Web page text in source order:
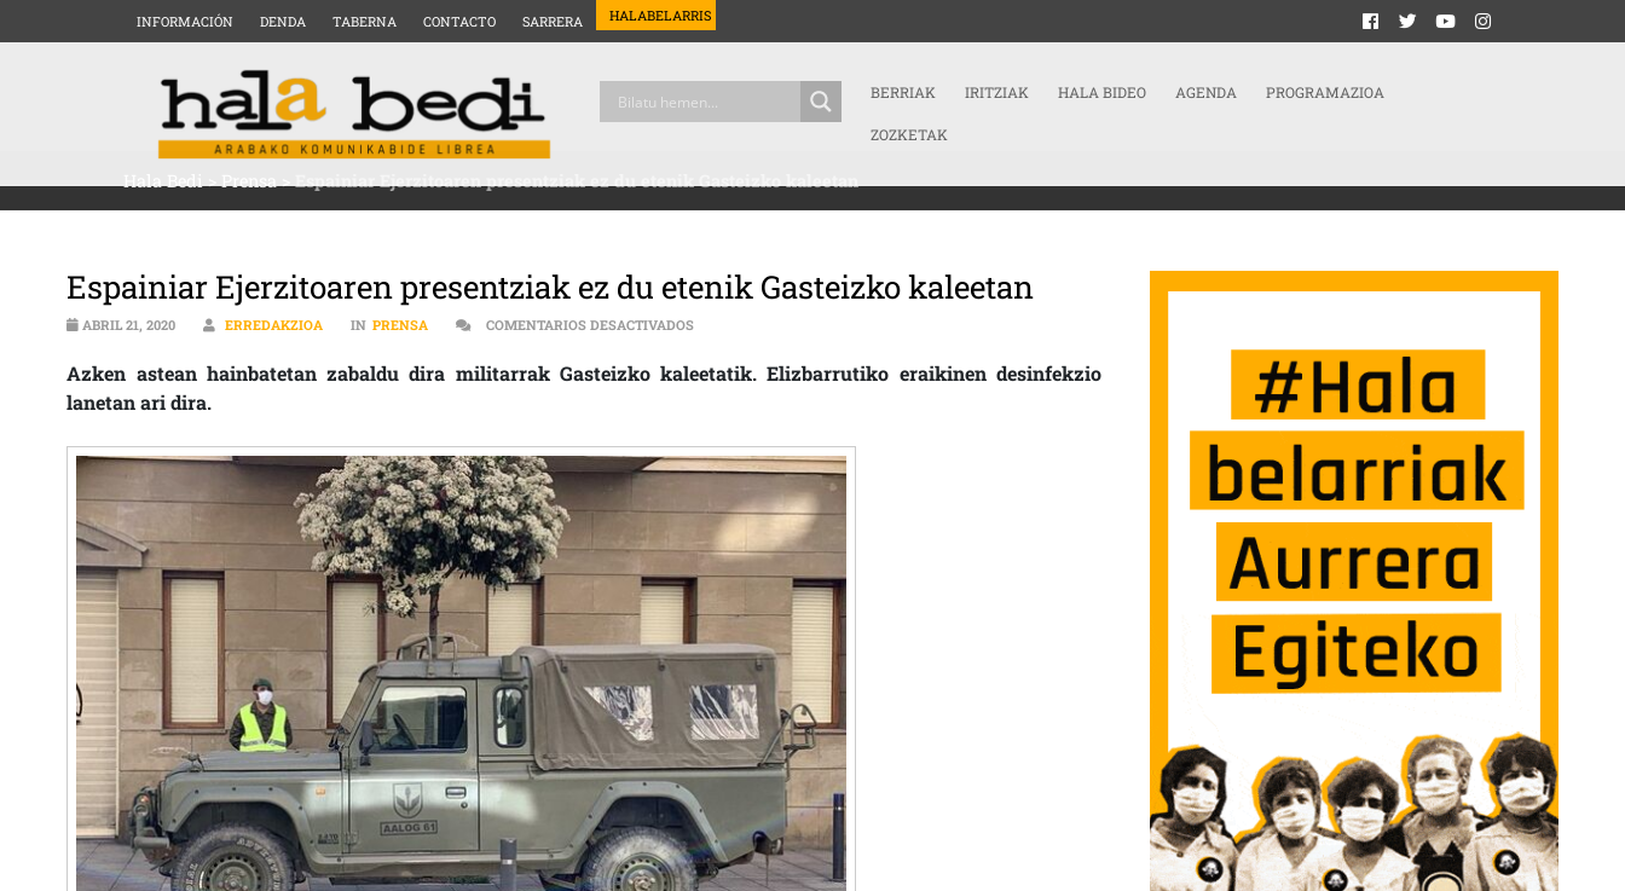
INFORMACIÓN DENDA TABERNA CONTACTO SARRERA HALABELARRIS
BERRIAK IRITZIAK HALA BIDEO AGENDA PROGRAMAZIOA
ZOZKETAK
Hala Bedi>Prensa>Espainiar Ejerzitoaren presentziak ez du etenik Gasteizko kaleetan
Espainiar Ejerzitoaren presentziak ez du etenik Gasteizko kaleetan
ABRIL 21, 2020 ERREDAKZIOA IN PRENSA COMENTARIOS DESACTIVADOSEN ESPAINIAR EJERZITOAREN PRESENTZIAK EZ DU ETENIK GASTEIZKO KALEETAN
Azken astean hainbatetan zabaldu dira militarrak Gasteizko kaleetatik. Elizbarrutiko eraikinen desinfekzio
lanetan ari dira.